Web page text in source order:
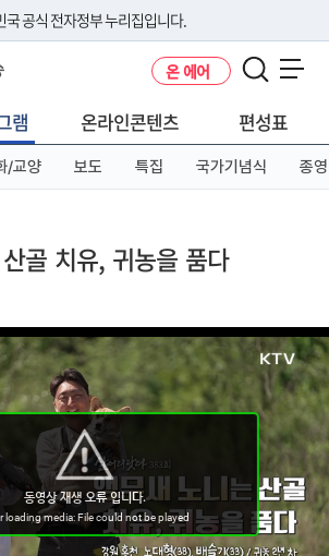
국 공식 전자정부 누리집입니다.
하기
등 다른 도메인 주소를 사용하고 있다면 아래 URL에
해 보세요
온 에어
램 온라인콘텐츠 편성표
/교양 보도 특집 국가기념식 종영
골 치유, 귀농을 품다